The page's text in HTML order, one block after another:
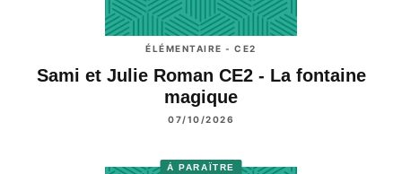
ÉLÉMENTAIRE - CE2
Sami et Julie Roman CE2 - La fontaine
magique
07/10/2026
À PARAÎTRE